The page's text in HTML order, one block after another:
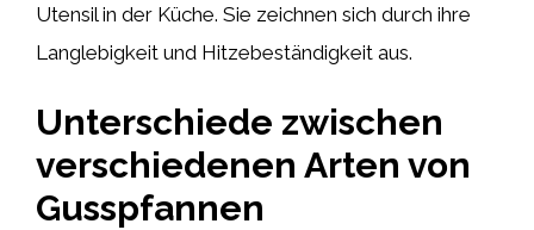
Utensil in der Küche. Sie zeichnen sich durch ihre
Langlebigkeit und Hitzebeständigkeit aus.
Unterschiede zwischen
verschiedenen Arten von
Gusspfannen